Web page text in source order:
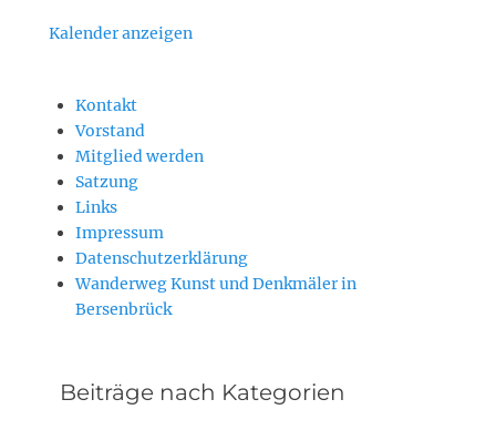
Kalender anzeigen
Kontakt
Vorstand
Mitglied werden
Satzung
Links
Impressum
Datenschutzerklärung
Wanderweg Kunst und Denkmäler in
Bersenbrück
Beiträge nach Kategorien